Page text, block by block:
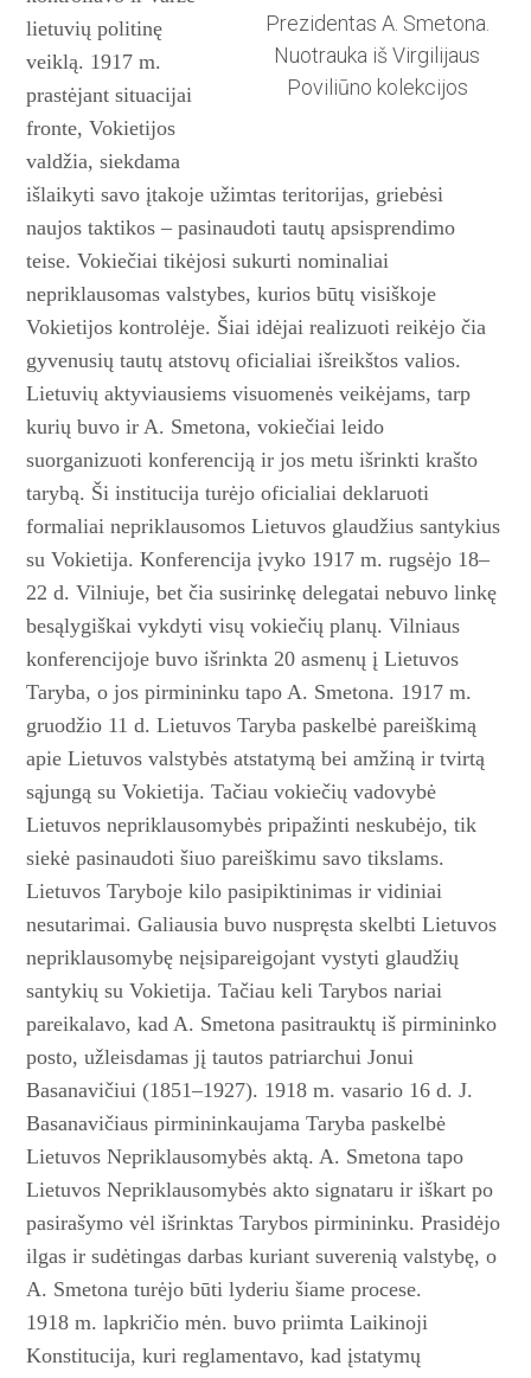
Prezidentas A. Smetona.
Nuotrauka iš Virgilijaus
Poviliūno kolekcijos
lietuvių politinę
veiklą. 1917 m.
prastėjant situacijai
fronte, Vokietijos
valdžia, siekdama
išlaikyti savo įtakoje užimtas teritorijas, griebėsi
naujos taktikos – pasinaudoti tautų apsi­sprendimo
teise. Vokiečiai tikėjosi sukurti nominaliai
nepriklausomas valstybes, kurios būtų visiškoje
Vokietijos kontrolėje. Šiai idėjai realizuoti reikėjo čia
gyvenusių tautų atstovų oficialiai išreikštos valios.
Lietuvių aktyviausiems visuomenės veikėjams, tarp
kurių buvo ir A. Smetona, vokiečiai leido
suorganizuoti konferenciją ir jos metu išrinkti krašto
tarybą. Ši institucija turėjo oficialiai deklaruoti
formaliai nepriklausomos Lietuvos glaudžius santykius
su Vokietija. Konferencija įvyko 1917 m. rugsėjo 18–
22 d. Vilniuje, bet čia susirinkę delegatai nebuvo linkę
besąlygiškai vykdyti visų vokiečių planų. Vilniaus
konferencijoje buvo išrinkta 20 asmenų į Lietuvos
Taryba, o jos pirmininku tapo A. Smetona. 1917 m.
gruodžio 11 d. Lietuvos Taryba paskelbė pareiškimą
apie Lietuvos valstybės atstatymą bei amžiną ir tvirtą
sąjungą su Vokietija. Tačiau vokiečių vadovybė
Lietuvos nepriklausomybės pripažinti neskubėjo, tik
siekė pasinaudoti šiuo pareiškimu savo tikslams.
Lietuvos Taryboje kilo pasipiktinimas ir vidiniai
nesutarimai. Galiausia buvo nuspręsta skelbti Lietuvos
nepri­klausomybę neįsipareigojant vystyti glaudžių
santykių su Vokietija. Tačiau keli Tarybos nariai
pareikalavo, kad A. Smetona pasitrauktų iš pirmininko
posto, užleisdamas jį tautos patriarchui Jonui
Basanavičiui (1851–1927). 1918 m. vasario 16 d. J.
Basanavičiaus pirmininkaujama Taryba paskelbė
Lietuvos Nepriklausomybės aktą. A. Smetona tapo
Lietuvos Nepriklausomybės akto signataru ir iškart po
pasirašymo vėl išrinktas Tarybos pirmininku. Prasidėjo
ilgas ir sudėtingas darbas kuriant suverenią valstybę, o
A. Smetona turėjo būti lyderiu šiame procese.
1918 m. lapkričio mėn. buvo priimta Laikinoji
Konstitucija, kuri reglamentavo, kad įstatymų